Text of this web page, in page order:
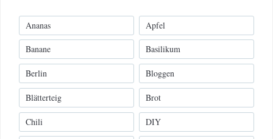
Ananas Apfel
Banane Basilikum
Berlin Bloggen
Blätterteig Brot
Chili DIY